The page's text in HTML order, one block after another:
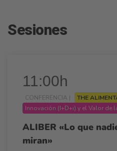
Sesiones
11:00h
CONFERENCIA |
THE
Innovación (I+D+i) y el Valor de
ALIBER «Lo que
miran»